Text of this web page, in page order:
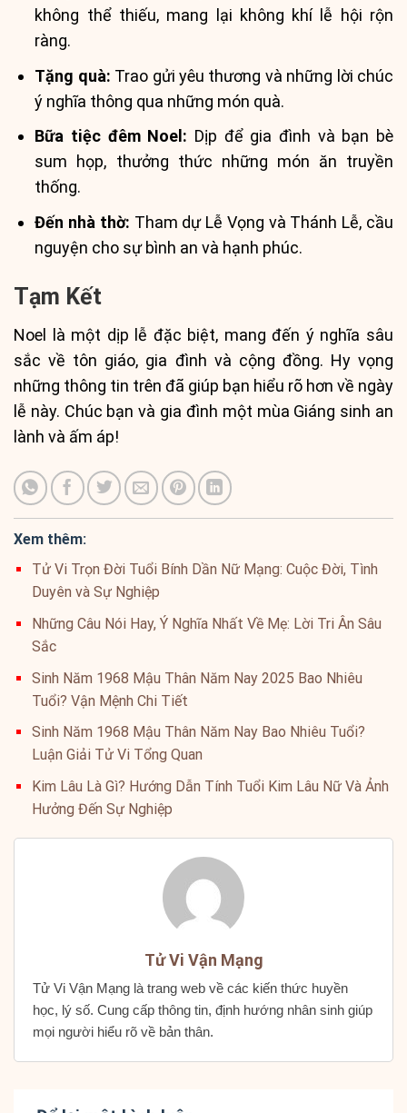
không thể thiếu, mang lại không khí lễ hội rộn
ràng.
Tặng quà: Trao gửi yêu thương và những lời chúc
ý nghĩa thông qua những món quà.
Bữa tiệc đêm Noel: Dịp để gia đình và bạn bè
sum họp, thưởng thức những món ăn truyền
thống.
Đến nhà thờ: Tham dự Lễ Vọng và Thánh Lễ, cầu
nguyện cho sự bình an và hạnh phúc.
Tạm Kết
Noel là một dịp lễ đặc biệt, mang đến ý nghĩa sâu
sắc về tôn giáo, gia đình và cộng đồng. Hy vọng
những thông tin trên đã giúp bạn hiểu rõ hơn về ngày
lễ này. Chúc bạn và gia đình một mùa Giáng sinh an
lành và ấm áp!
Xem thêm:
Tử Vi Trọn Đời Tuổi Bính Dần Nữ Mạng: Cuộc Đời, Tình
Duyên và Sự Nghiệp
Những Câu Nói Hay, Ý Nghĩa Nhất Về Mẹ: Lời Tri Ân Sâu
Sắc
Sinh Năm 1968 Mậu Thân Năm Nay 2025 Bao Nhiêu
Tuổi? Vận Mệnh Chi Tiết
Sinh Năm 1968 Mậu Thân Năm Nay Bao Nhiêu Tuổi?
Luận Giải Tử Vi Tổng Quan
Kim Lâu Là Gì? Hướng Dẫn Tính Tuổi Kim Lâu Nữ Và Ảnh
Hưởng Đến Sự Nghiệp
Tử Vi Vận Mạng
Tử Vi Vận Mạng là trang web về các kiến thức huyền
học, lý số. Cung cấp thông tin, định hướng nhân sinh giúp
mọi người hiểu rõ về bản thân.